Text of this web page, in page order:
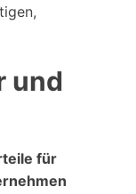
und
für